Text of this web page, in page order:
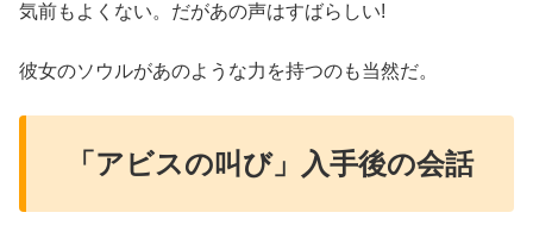
気前もよくない。だがあの声はすばらしい!
彼女のソウルがあのような力を持つのも当然だ。
「アビスの叫び」入手後の会話